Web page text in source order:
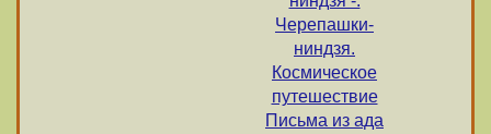
Черепашки-
ниндзя.
Космическое
путешествие
Письма из ада